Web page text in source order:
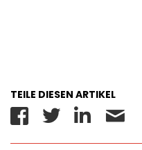
TEILE DIESEN ARTIKEL
Facebook
Twitter
Linkedin